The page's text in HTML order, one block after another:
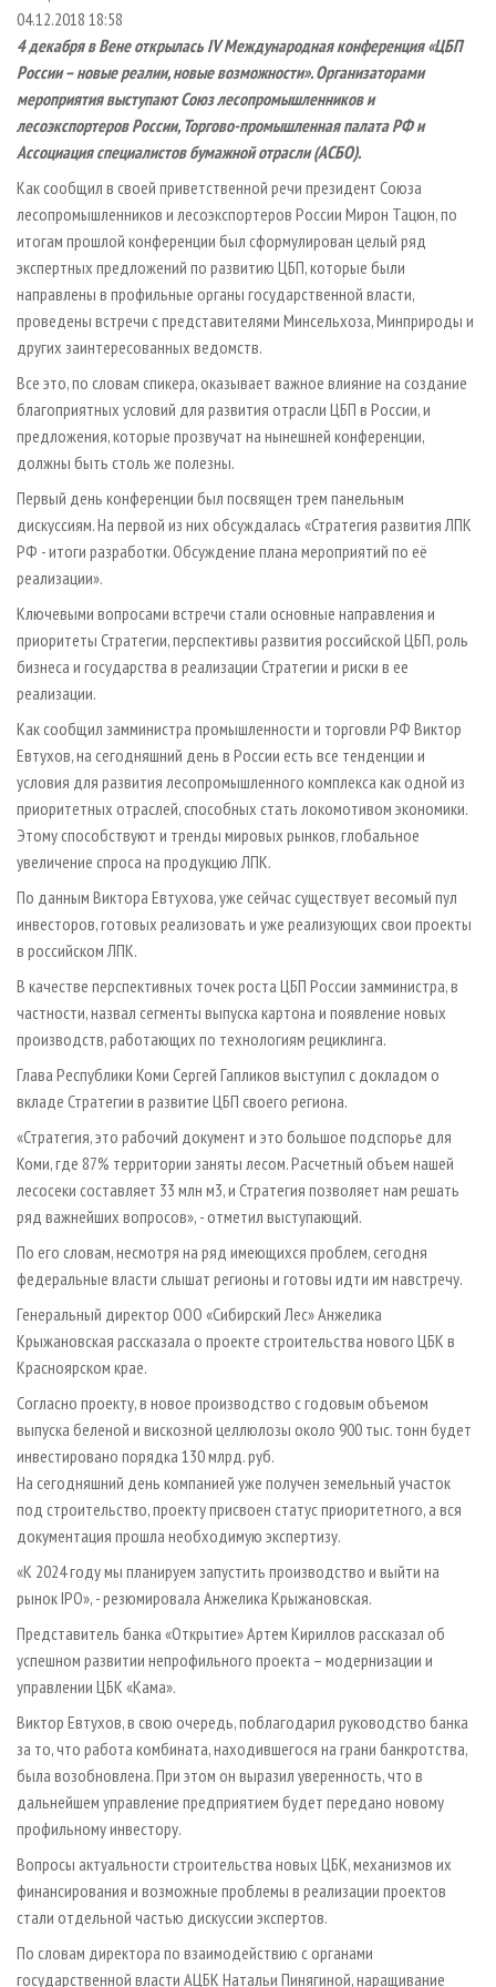
СУШКА ДРЕВЕСИНЫ
ПРОИЗВОДСТВО ДРЕВЕСНЫХ ПЛИТ
ДЕРЕВЯННОЕ ДОМОСТРОЕНИЕ
ПРОИЗВОДСТВО МЕБЕЛИ
БИОЭНЕРГЕТИКА
ЦБП
ИНСТРУМЕНТ И МАТЕРИАЛЫ
ПЕРСОНЫ
МОБИЛЬНЫЕ ВЫСТАВКИ
ОФИЦИАЛЬНЫЕ ДЕЛЕГАЦИИ
ПРИОРИТЕТНЫЕ ИНВЕСТПРОЕКТЫ
RUSSIAN FORESTRY REVIEW
ГАЗЕТА ЛЕСПРОМФОРУМ
БИБЛИОТЕКА СПЕЦИАЛИСТА
КОНТАКТЫ
РЕКЛАМА
РЕКЛАМА НА САЙТЕ
04.12.2018 18:58
4 декабря в Вене открылась IV Международная конференция «ЦБП
России – новые реалии, новые возможности». Организаторами
мероприятия выступают Союз лесопромышленников и
лесоэкспортеров России, Торгово-промышленная палата РФ и
Ассоциация специалистов бумажной отрасли (АСБО).
Как сообщил в своей приветственной речи президент Союза
лесопромышленников и лесоэкспортеров России Мирон Тацюн, по
итогам прошлой конференции был сформулирован целый ряд
экспертных предложений по развитию ЦБП, которые были
направлены в профильные органы государственной власти,
проведены встречи с представителями Минсельхоза, Минприроды и
других заинтересованных ведомств.
Все это, по словам спикера, оказывает важное влияние на создание
благоприятных условий для развития отрасли ЦБП в России, и
предложения, которые прозвучат на нынешней конференции,
должны быть столь же полезны.
Первый день конференции был посвящен трем панельным
дискуссиям. На первой из них обсуждалась «Стратегия развития ЛПК
РФ - итоги разработки. Обсуждение плана мероприятий по её
реализации».
Ключевыми вопросами встречи стали основные направления и
приоритеты Стратегии, перспективы развития российской ЦБП, роль
бизнеса и государства в реализации Стратегии и риски в ее
реализации.
Как сообщил замминистра промышленности и торговли РФ Виктор
Евтухов, на сегодняшний день в России есть все тенденции и
условия для развития лесопромышленного комплекса как одной из
приоритетных отраслей, способных стать локомотивом экономики.
Этому способствуют и тренды мировых рынков, глобальное
увеличение спроса на продукцию ЛПК.
По данным Виктора Евтухова, уже сейчас существует весомый пул
инвесторов, готовых реализовать и уже реализующих свои проекты
в российском ЛПК.
В качестве перспективных точек роста ЦБП России замминистра, в
частности, назвал сегменты выпуска картона и появление новых
производств, работающих по технологиям рециклинга.
Глава Республики Коми Сергей Гапликов выступил с докладом о
вкладе Стратегии в развитие ЦБП своего региона.
«Стратегия, это рабочий документ и это большое подспорье для
Коми, где 87% территории заняты лесом. Расчетный объем нашей
лесосеки составляет 33 млн м3, и Стратегия позволяет нам решать
ряд важнейших вопросов», - отметил выступающий.
По его словам, несмотря на ряд имеющихся проблем, сегодня
федеральные власти слышат регионы и готовы идти им навстречу.
Генеральный директор ООО «Сибирский Лес» Анжелика
Крыжановская рассказала о проекте строительства нового ЦБК в
Красноярском крае.
Согласно проекту, в новое производство с годовым объемом
выпуска беленой и вискозной целлюлозы около 900 тыс. тонн будет
инвестировано порядка 130 млрд. руб.
На сегодняшний день компанией уже получен земельный участок
под строительство, проекту присвоен статус приоритетного, а вся
документация прошла необходимую экспертизу.
«К 2024 году мы планируем запустить производство и выйти на
рынок IPO», - резюмировала Анжелика Крыжановская.
Представитель банка «Открытие» Артем Кириллов рассказал об
успешном развитии непрофильного проекта – модернизации и
управлении ЦБК «Кама».
Виктор Евтухов, в свою очередь, поблагодарил руководство банка
за то, что работа комбината, находившегося на грани банкротства,
была возобновлена. При этом он выразил уверенность, что в
дальнейшем управление предприятием будет передано новому
профильному инвестору.
Вопросы актуальности строительства новых ЦБК, механизмов их
финансирования и возможные проблемы в реализации проектов
стали отдельной частью дискуссии экспертов.
По словам директора по взаимодействию с органами
государственной власти АЦБК Натальи Пинягиной, наращивание